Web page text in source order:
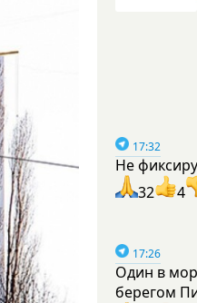
17:32
Не
32
4
17:26
Один в
берегом